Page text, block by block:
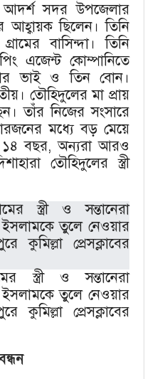
আদর্শ সদর উপজেলার
ছিলেন। তিনি
বাসিন্দা। তিনি
এজেন্ট কোম্পানিতে
ভাই ও তিন বোন।
তৌহিদুলের মা প্রায়
তাঁর নিজের সংসারে
মধ্যে বড় মেয়ে
১৪ বছর, অন্যরা আরও
তৌহিদুলের স্ত্রী
স্ত্রী ও সন্তানেরা
ইসলামকে তুলে নেওয়ার
কুমিল্লা প্রেসক্লাবের